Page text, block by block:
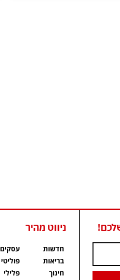
ניווט מהיר
חדשות
בריאות
חינוך
עסקים
פוליטי
פלילי